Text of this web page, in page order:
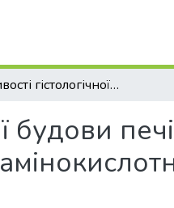
Особливості гістологічної будови печінки курей-несучок за використання вітамінно-амінокислотно-мінерально-жирового комплексу
будови